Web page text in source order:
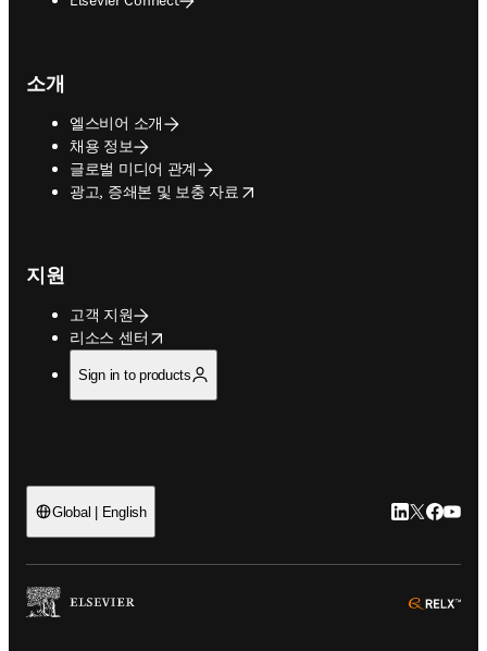
소개
엘스비어 소개
채용 정보
글로벌 미디어 관계
광고, 증쇄본 및 보충 자료
opens in new tab/window
지원
고객 지원
리소스 센터
opens in new tab/window
Sign in to products
Global | English LinkedIn 새
Twitter 새